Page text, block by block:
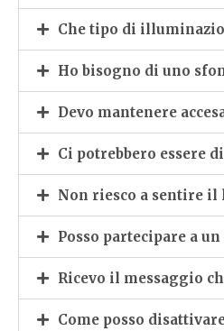
Che tipo di
Ho bisogno di uno
Devo mantenere
Ci potrebbero essere
Non riesco a sentire il
Posso partecipare a
Ricevo il messaggio
Come posso